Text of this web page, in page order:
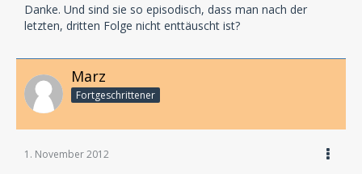
Danke. Und sind sie so episodisch, dass man nach der
letzten, dritten Folge nicht enttäuscht ist?
Marz
Fortgeschrittener
1. November 2012